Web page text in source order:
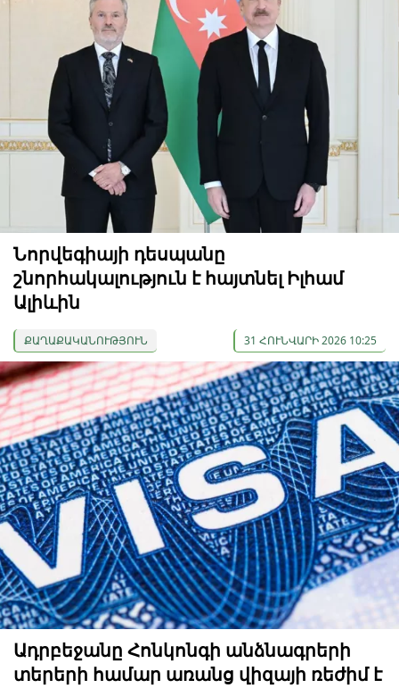
Նորվեգիայի դեսպանը
շնորհակալություն է հայտնել Իլհամ
Ալիևին
ՔԱՂԱՔԱԿԱՆՈՒԹՅՈՒՆ 31 ՀՈՒՆՎԱՐԻ 2026 10:25
Ադրբեջանը Հոնկոնգի անձնագրերի
տերերի համար առանց վիզայի ռեժիմ է